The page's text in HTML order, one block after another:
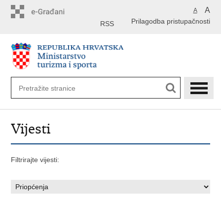
A A
Prilagodba pristupačnosti
RSS
Vijesti
Filtrirajte vijesti: